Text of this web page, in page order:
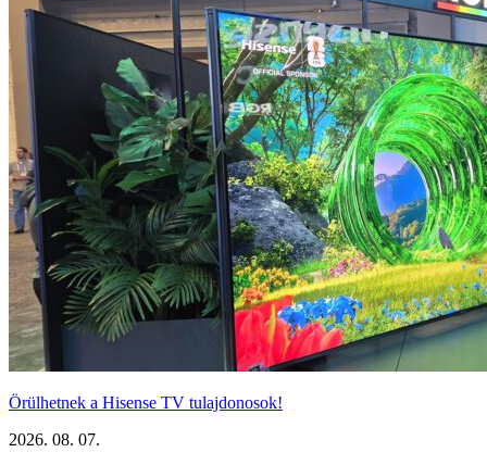
Örülhetnek a Hisense TV tulajdonosok!
2026. 08. 07.